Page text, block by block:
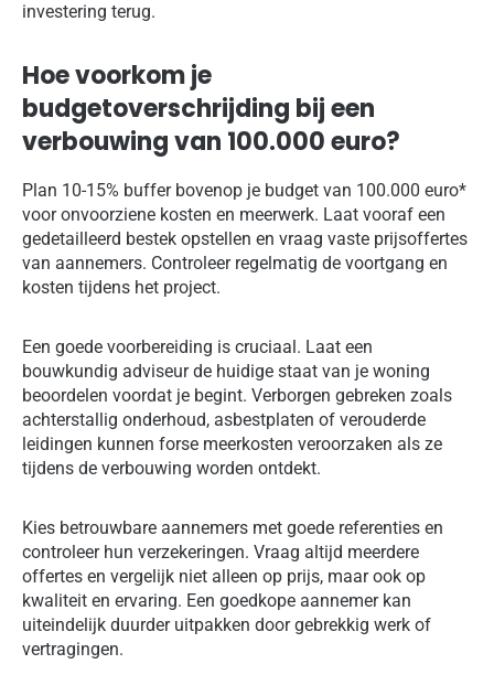
investering terug.
Hoe voorkom je
budgetoverschrijding bij een
verbouwing van 100.000 euro?
Plan 10-15% buffer bovenop je budget van 100.000 euro*
voor onvoorziene kosten en meerwerk. Laat vooraf een
gedetailleerd bestek opstellen en vraag vaste prijsoffertes
van aannemers. Controleer regelmatig de voortgang en
kosten tijdens het project.
Een goede voorbereiding is cruciaal. Laat een
bouwkundig adviseur de huidige staat van je woning
beoordelen voordat je begint. Verborgen gebreken zoals
achterstallig onderhoud, asbestplaten of verouderde
leidingen kunnen forse meerkosten veroorzaken als ze
tijdens de verbouwing worden ontdekt.
Kies betrouwbare aannemers met goede referenties en
controleer hun verzekeringen. Vraag altijd meerdere
offertes en vergelijk niet alleen op prijs, maar ook op
kwaliteit en ervaring. Een goedkope aannemer kan
uiteindelijk duurder uitpakken door gebrekkig werk of
vertragingen.